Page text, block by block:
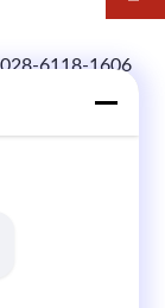
6118-1606